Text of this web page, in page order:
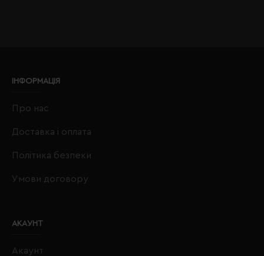
ІНФОРМАЦІЯ
Про нас
Доставка і оплата
Політика безпеки
Умови договору
АКАУНТ
Акаунт